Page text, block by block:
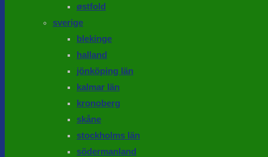
østfold
sverige
blekinge
halland
jönköping län
kalmar län
kronoberg
skåne
stockholms län
södermanland